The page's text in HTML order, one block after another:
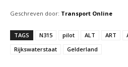
Geschreven door: Transport Online
TAGS N315 pilot ALT ART
Rijkswaterstaat
Gelderland